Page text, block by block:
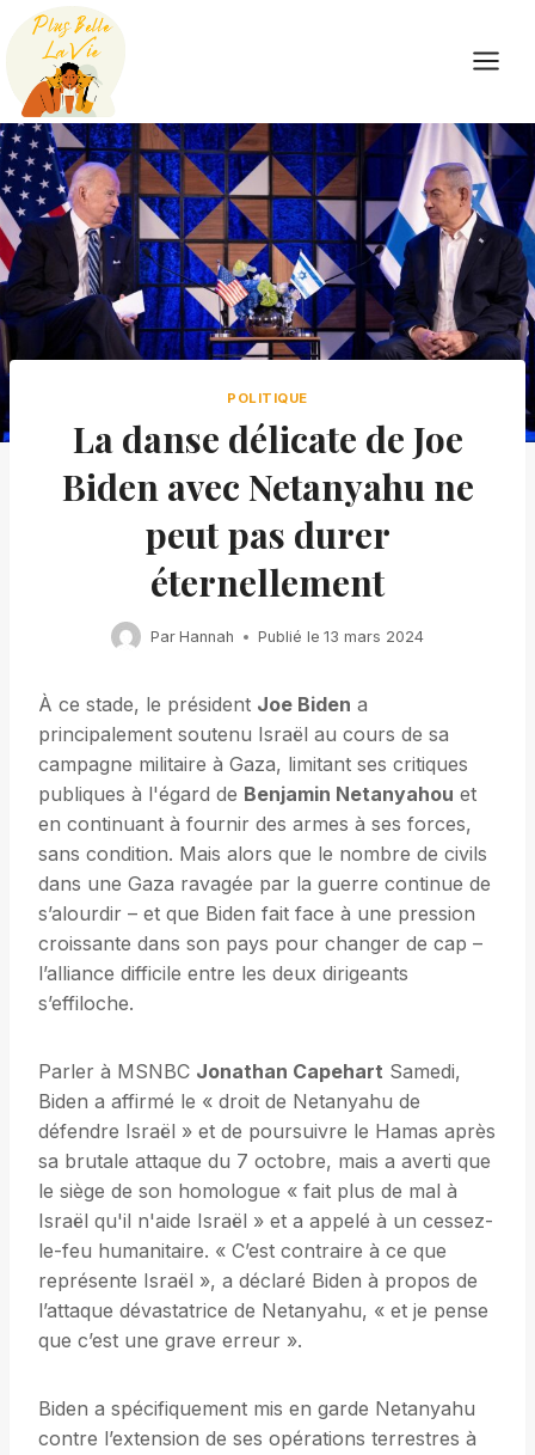
Skip
content
POLITIQUE
La danse délicate de Joe
Biden avec Netanyahu ne
peut pas durer
éternellement
Par Hannah Publié le 13 mars 2024
À ce stade, le président Joe Biden a
principalement soutenu Israël au cours de sa
campagne militaire à Gaza, limitant ses critiques
publiques à l'égard de Benjamin Netanyahou et
en continuant à fournir des armes à ses forces,
sans condition. Mais alors que le nombre de civils
dans une Gaza ravagée par la guerre continue de
s’alourdir – et que Biden fait face à une pression
croissante dans son pays pour changer de cap –
l’alliance difficile entre les deux dirigeants
s’effiloche.
Parler à MSNBC Jonathan Capehart Samedi,
Biden a affirmé le « droit de Netanyahu de
défendre Israël » et de poursuivre le Hamas après
sa brutale attaque du 7 octobre, mais a averti que
le siège de son homologue « fait plus de mal à
Israël qu'il n'aide Israël » et a appelé à un cessez-
le-feu humanitaire. « C’est contraire à ce que
représente Israël », a déclaré Biden à propos de
l’attaque dévastatrice de Netanyahu, « et je pense
que c’est une grave erreur ».
Biden a spécifiquement mis en garde Netanyahu
contre l’extension de ses opérations terrestres à